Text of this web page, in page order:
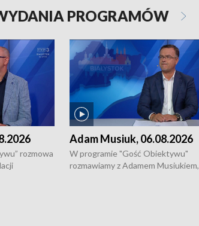
PROGRAMÓW
rozmowa
Adam Musiuk, 06.08.2026
W programie "Gość Obiektywu"
rozmawiamy z Adamem Musiukiem,